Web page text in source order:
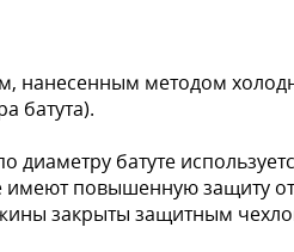
нанесенным методом
батута).
батуте
повышенную защиту
закрыты защитным